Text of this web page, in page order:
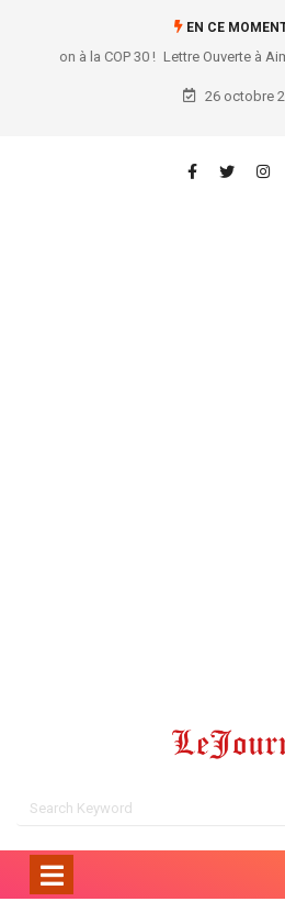
EN CE
Lettre Ouverte à Aimé Boji Sangara: Mise
périlleuse pour l’autonomie du
26 octobre